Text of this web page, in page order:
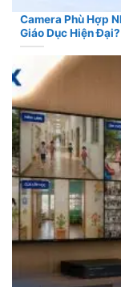
Camera Phù Hợp
Giáo Dục Hiện Đại?